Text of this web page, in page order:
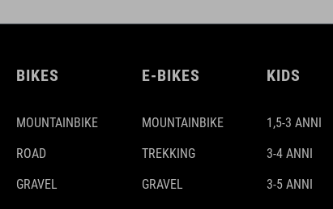
BIKES
MOUNTAINBIKE
ROAD
GRAVEL
E-BIKES
MOUNTAINBIKE
TREKKING
GRAVEL
KIDS
1,5-3 ANNI
3-4 ANNI
3-5 ANNI